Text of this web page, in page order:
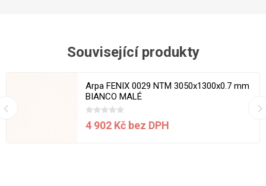
Související produkty
Arpa FENIX 0029 NTM 3050x1300x0.7 mm
BIANCO MALÉ
4 902 Kč bez DPH